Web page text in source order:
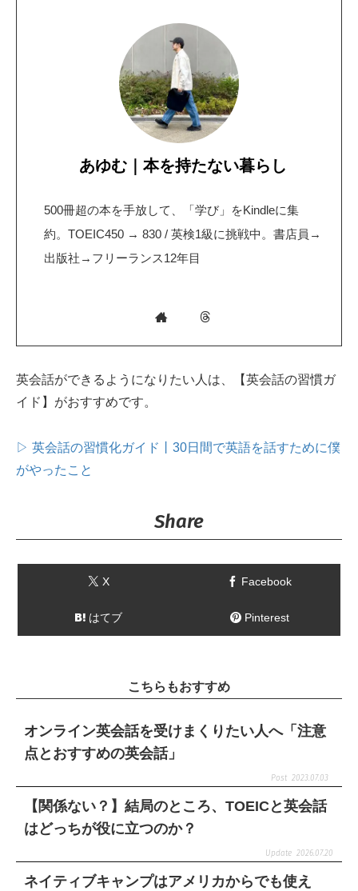
あゆむ｜本を持たない暮らし
500冊超の本を手放して、「学び」をKindleに集
約。TOEIC450 → 830 / 英検1級に挑戦中。書店員→
出版社→フリーランス12年目
英会話ができるようになりたい人は、【英会話の習慣ガ
イド】がおすすめです。
▷ 英会話の習慣化ガイド丨30日間で英語を話すために僕
がやったこと
Share
X Facebook
はてブ Pinterest
こちらもおすすめ
オンライン英会話を受けまくりたい人へ「注意
点とおすすめの英会話」
2023.07.03
【関係ない？】結局のところ、TOEICと英会話
はどっちが役に立つのか？
2026.07.20
ネイティブキャンプはアメリカからでも使え